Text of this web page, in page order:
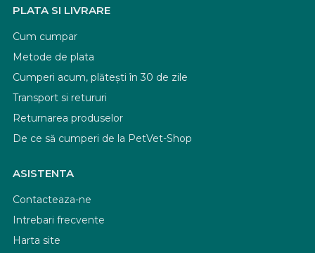
PLATA SI LIVRARE
Cum cumpar
Metode de plata
Cumperi acum, plătești în 30 de zile
Transport si retururi
Returnarea produselor
De ce să cumperi de la PetVet-Shop
ASISTENTA
Contacteaza-ne
Intrebari frecvente
Harta site